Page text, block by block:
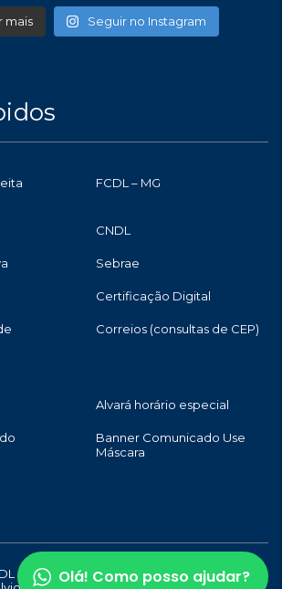
mais Seguir no Instagram
FCDL – MG
CNDL
Sebrae
Certificação Digital
Correios (consultas de CEP)
Alvará horário especial
Banner Comunicado Use
Máscara
de Ipatinga | Todos os direitos reservados |
Olá! Como posso ajudar?